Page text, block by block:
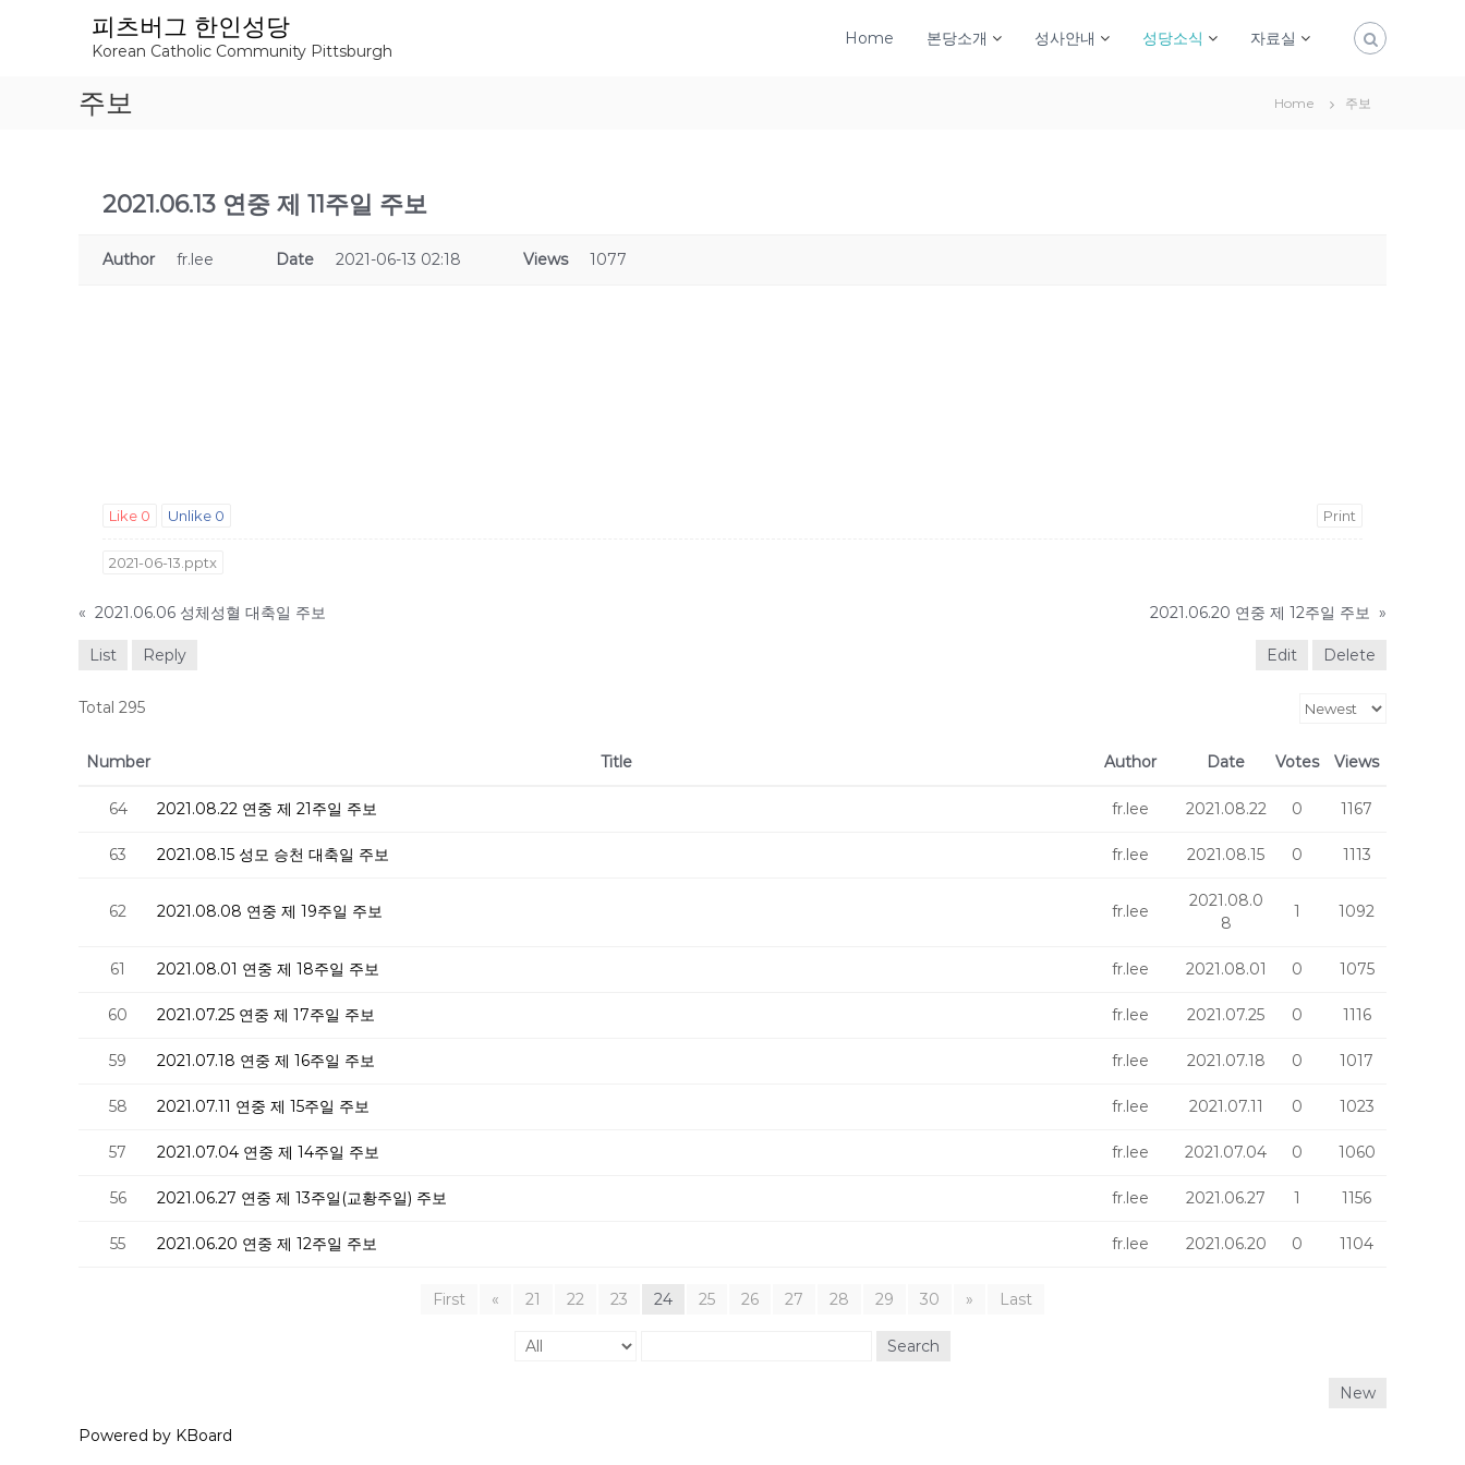
피츠버그 한인성당
Korean Catholic Community Pittsburgh
Home 본당소개 성사안내 성당소식 자료실
주보 Home 주보
2021.06.13 연중 제 11주일 주보
Author fr.lee Date 2021-06-13 02:18 Views 1077
Like 0 Unlike 0 Print
2021-06-13.pptx
« 2021.06.06 성체성혈 대축일 주보 2021.06.20 연중 제 12주일 주보 »
List Reply Edit Delete
Total 295
Number Title Author Date Votes Views
64 2021.08.22 연중 제 21주일 주보 fr.lee 2021.08.22 0 1167
63 2021.08.15 성모 승천 대축일 주보 fr.lee 2021.08.15 0 1113
62 2021.08.08 연중 제 19주일 주보 fr.lee
2021.08.0
8
1 1092
61 2021.08.01 연중 제 18주일 주보 fr.lee 2021.08.01 0 1075
60 2021.07.25 연중 제 17주일 주보 fr.lee 2021.07.25 0 1116
59 2021.07.18 연중 제 16주일 주보 fr.lee 2021.07.18 0 1017
58 2021.07.11 연중 제 15주일 주보 fr.lee 2021.07.11 0 1023
57 2021.07.04 연중 제 14주일 주보 fr.lee 2021.07.04 0 1060
56 2021.06.27 연중 제 13주일(교황주일) 주보 fr.lee 2021.06.27 1 1156
55 2021.06.20 연중 제 12주일 주보 fr.lee 2021.06.20 0 1104
First « 21 22 23 24 25 26 27 28 29 30 » Last
Search
New
Powered by KBoard